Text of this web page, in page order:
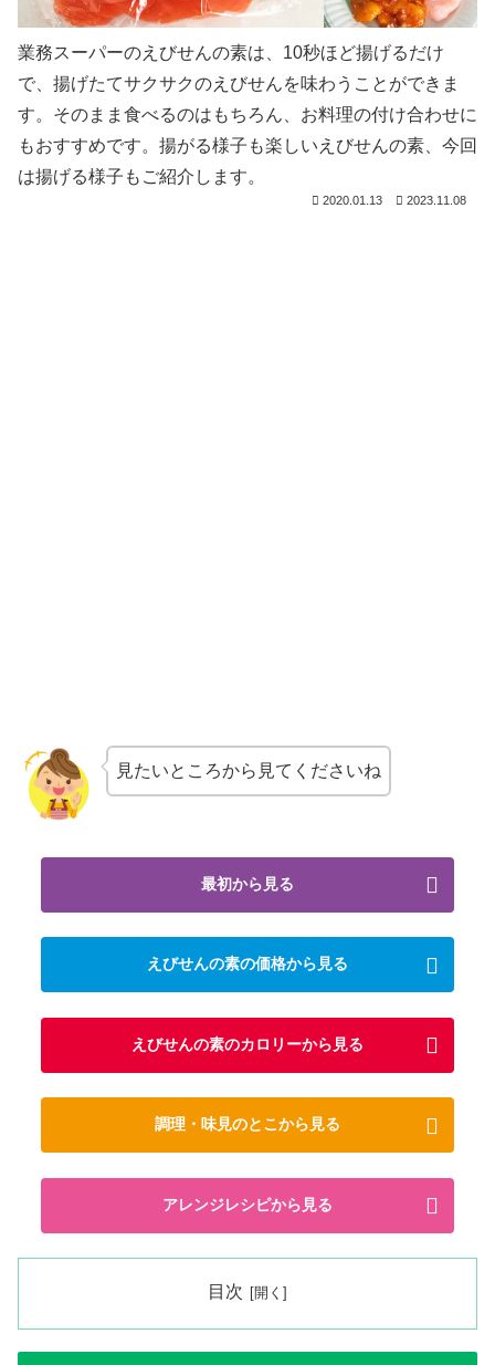
業務スーパーのえびせんの素は、10秒ほど揚げるだけ
で、揚げたてサクサクのえびせんを味わうことができま
す。そのまま食べるのはもちろん、お料理の付け合わせに
もおすすめです。揚がる様子も楽しいえびせんの素、今回
は揚げる様子もご紹介します。
2020.01.13 2023.11.08
見たいところから見てくださいね
最初から見る
えびせんの素の価格から見る
えびせんの素のカロリーから見る
調理・味見のとこから見る
アレンジレシピから見る
目次